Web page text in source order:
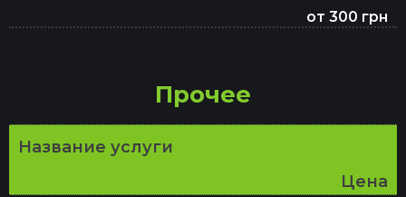
от 300 грн
Прочее
Название услуги
Цена